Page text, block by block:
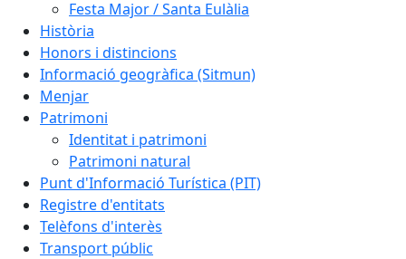
Festa Major / Santa Eulàlia
Història
Honors i distincions
Informació geogràfica (Sitmun)
Menjar
Patrimoni
Identitat i patrimoni
Patrimoni natural
Punt d'Informació Turística (PIT)
Registre d'entitats
Telèfons d'interès
Transport públic